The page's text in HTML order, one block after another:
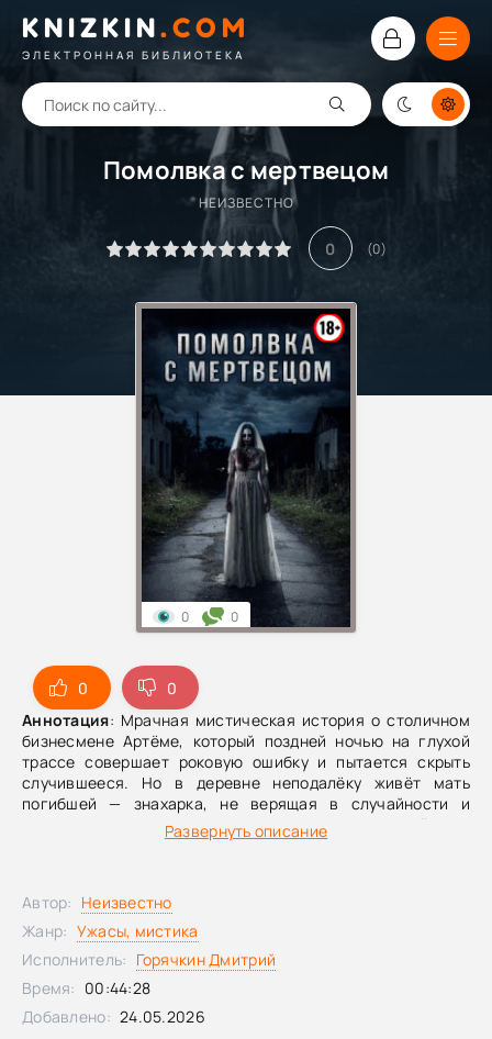
KNIZKIN. COM
ЭЛЕКТРОННАЯ БИБЛИОТЕКА
Помолвка с мертвецом
НЕИЗВЕСТНО
0 (0)
0
0
Аннотация: Мрачная мистическая история о столичном
бизнесмене Артёме, который поздней ночью на глухой
трассе совершает роковую ошибку и пытается скрыть
случившееся. Но в деревне неподалёку живёт мать
погибшей — знахарка, не верящая в случайности и
готовая восстановить справедливость по своим, тёмным
правилам.Вернувшись в Москву, Артём понимает, что
невидимая сила будто тянет его обратно к месту
трагедии. История держится на атмосфере тумана,
деревенских суеверий и нарастающего ужаса, где
расплата оказывается куда страшнее обычного суда.
Развернуть описание
0 0
Автор: Неизвестно
Жанр: Ужасы, мистика
Исполнитель: Горячкин Дмитрий
Время: 00:44:28
Добавлено: 24.05.2026